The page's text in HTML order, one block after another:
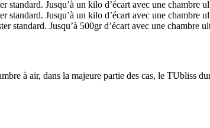
standard. Jusqu’à un kilo d’écart avec une chambre
standard. Jusqu’à un kilo d’écart avec une chambre
standard. Jusqu’à 500gr d’écart avec une chambre
à air, dans la majeure partie des cas, le TUbliss